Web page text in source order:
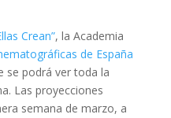
Crean”, la Academia
de España
se podrá ver toda la
Las proyecciones
semana de marzo, a